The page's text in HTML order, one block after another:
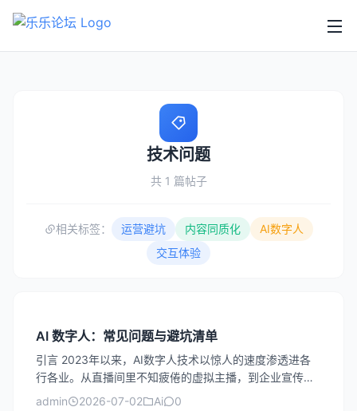
技术问题
共 1 篇帖子
相关标签： 运营避坑 内容同质化
AI数字人
交互体验
AI 数字人：常见问题与避坑清单
引言 2023年以来，AI数字人技术以惊人的速度渗透进各
行各业。从直播间里不知疲倦的虚拟主播，到企业宣传片
中形象逼真的数字代言人，再到短视频平台上层出不穷的
admin 2026-07-02 Ai 0